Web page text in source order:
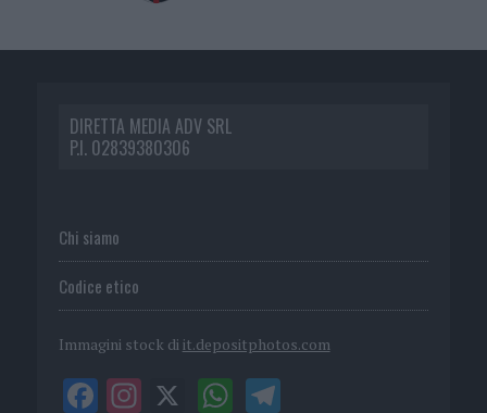
DIRETTA MEDIA ADV SRL
P.I. 02839380306
Chi siamo
Codice etico
Immagini stock di it.depositphotos.com